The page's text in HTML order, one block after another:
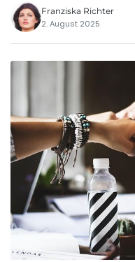
Franziska Richter
2. August 2025